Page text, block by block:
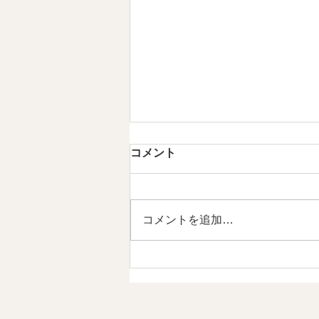
第5章 現代のMINYOという発
MINYOとは、現代の作法です
3．MINYOは文化を未来へ編集す
コメント
コメントを追加…